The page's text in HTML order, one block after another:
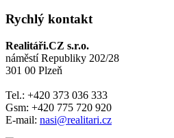
Rychlý kontakt
Realitáři.CZ s.r.o.
náměstí Republiky 202/28
301 00 Plzeň
Tel.: +420 373 036 333
Gsm: +420 775 720 920
E-mail: nasi@realitari.cz